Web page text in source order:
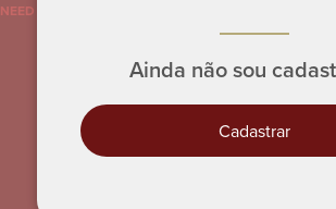
Ainda não sou
Cadastrar
NEED HELP?